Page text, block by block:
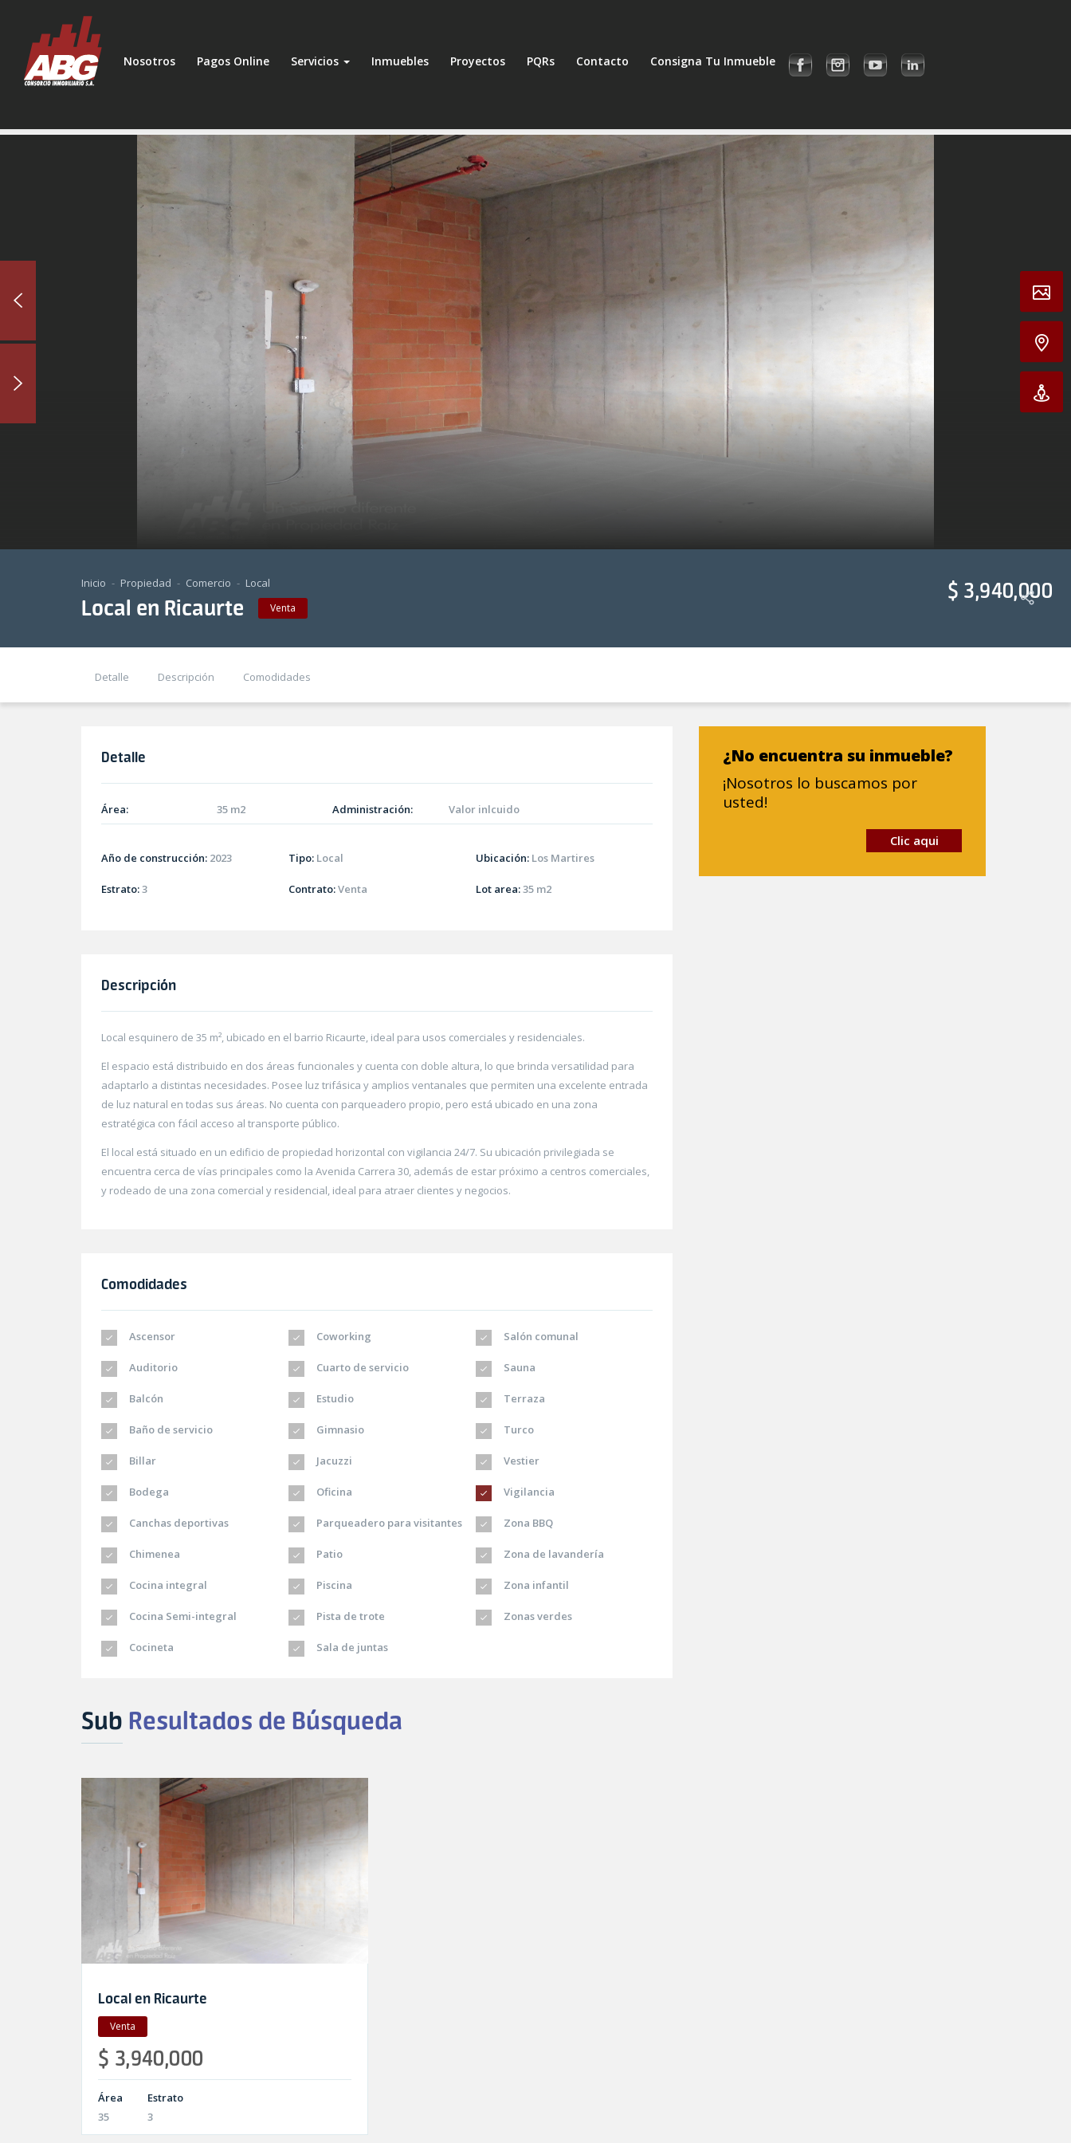
Nosotros Pagos Online Servicios Inmuebles Proyectos PQRs Contacto Consigna Tu Inmueble
$ 3,940,000
Inicio Propiedad Comercio Local
Local en Ricaurte Venta
Detalle Descripción Comodidades
Detalle
Área: 35 m2 Administración: Valor inlcuido
Año de construcción: 2023
Estrato:3
Tipo: Local
Contrato:Venta
Ubicación: Los Martires
Lot area: 35 m2
Descripción
Local esquinero de 35 m², ubicado en el barrio Ricaurte, ideal para usos comerciales y residenciales.
El espacio está distribuido en dos áreas funcionales y cuenta con doble altura, lo que brinda versatilidad para
adaptarlo a distintas necesidades. Posee luz trifásica y amplios ventanales que permiten una excelente entrada
de luz natural en todas sus áreas. No cuenta con parqueadero propio, pero está ubicado en una zona
estratégica con fácil acceso al transporte público.
El local está situado en un edificio de propiedad horizontal con vigilancia 24/7. Su ubicación privilegiada se
encuentra cerca de vías principales como la Avenida Carrera 30, además de estar próximo a centros comerciales,
y rodeado de una zona comercial y residencial, ideal para atraer clientes y negocios.
Comodidades
Ascensor
Auditorio
Balcón
Baño de servicio
Billar
Bodega
Canchas deportivas
Chimenea
Cocina integral
Cocina Semi-integral
Cocineta
Coworking
Cuarto de servicio
Estudio
Gimnasio
Jacuzzi
Oficina
Parqueadero para visitantes
Patio
Piscina
Pista de trote
Sala de juntas
Salón comunal
Sauna
Terraza
Turco
Vestier
Vigilancia
Zona BBQ
Zona de lavandería
Zona infantil
Zonas verdes
¿No encuentra su inmueble?
¡Nosotros lo buscamos por
usted!
Clic aqui
Sub Resultados de Búsqueda
Local en Ricaurte
Venta
$ 3,940,000
Área
35
Estrato
3